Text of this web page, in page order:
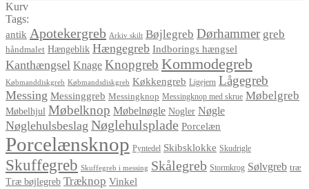
Kurv
Tags:
antik Apotekergreb Arkiv skilt Bøjlegreb Dørhammer greb
håndmalet Hængeblik Hængegreb Indborings hængsel
Kanthængsel Knage Knopgreb Kommodegreb
Købmanddiskgreb Købmandsdiskgreb Køkkengreb Ligejern Lågegreb
Messing Messinggreb Messingknop Messingknop med skrue Møbelgreb
Møbelhjul Møbelknop Møbelnøgle Nogler Nøgle
Nøglehulsbeslag Nøglehulsplade Porcelæn
Porcelænsknop Pyntedel Skibsklokke Skudrigle
Skuffegreb Skuffegreb i messing Skålegreb Stormkrog Sølvgreb træ
Træ bøjlegreb Træknop Vinkel